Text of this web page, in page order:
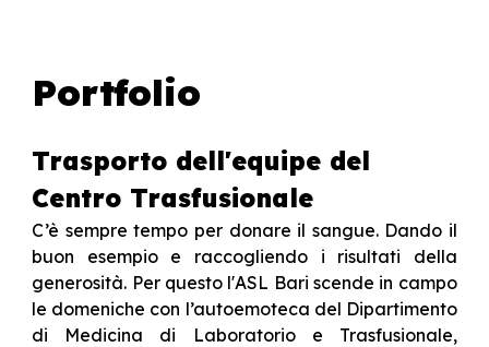
Portfolio
Trasporto dell'equipe del
Centro Trasfusionale
C’è sempre tempo per donare il sangue. Dando il
buon esempio e raccogliendo i risultati della
generosità. Per questo l'ASL Bari scende in campo
le domeniche con l’autoemoteca del Dipartimento
di Medicina di Laboratorio e Trasfusionale,